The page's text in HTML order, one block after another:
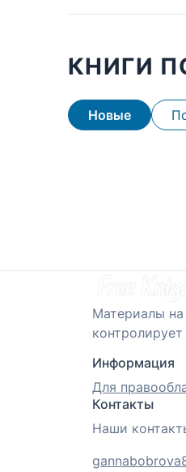
КНИГИ
Новые
Материалы на
Информация
Для
Контакты
Наши